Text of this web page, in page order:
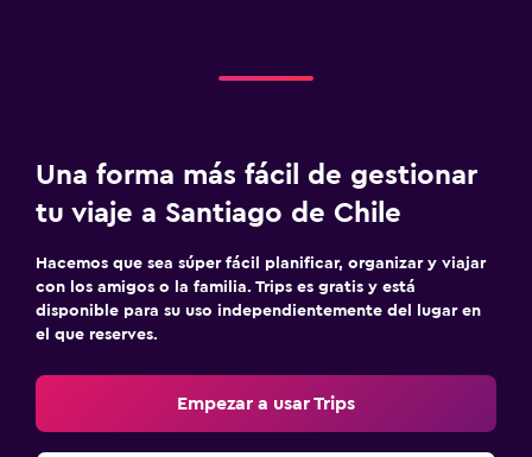
Una forma más fácil de gestionar
tu viaje a Santiago de Chile
Hacemos que sea súper fácil planificar, organizar y viajar
con los amigos o la familia. Trips es gratis y está
disponible para su uso independientemente del lugar en
el que reserves.
Empezar a usar Trips